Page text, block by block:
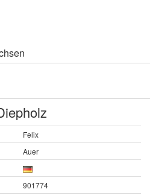
Felix
Auer
901774